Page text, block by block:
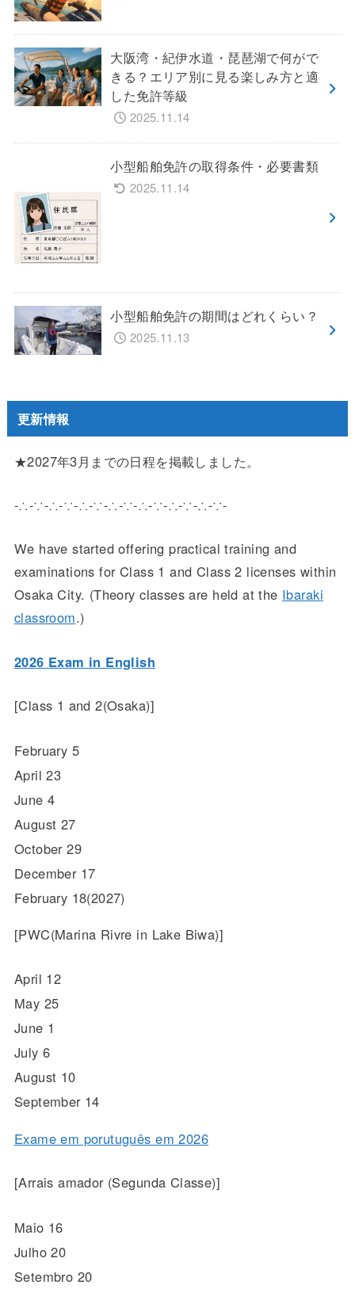
大阪湾・紀伊水道・琵琶湖で何がで
きる？エリア別に見る楽しみ方と適
した免許等級
2025.11.14
小型船舶免許の取得条件・必要書類
2025.11.14
小型船舶免許の期間はどれくらい？
2025.11.13
更新情報
★2027年3月までの日程を掲載しました。
-∴-∵-∴-∵-∴-∵-∴-∵-∴-∵-∴-∵-∴-∵-
We have started offering practical training and
examinations for Class 1 and Class 2 licenses within
Osaka City. (Theory classes are held at the Ibaraki
classroom.)
2026 Exam in English
[Class 1 and 2(Osaka)]
February 5
April 23
June 4
August 27
October 29
December 17
February 18(2027)
[PWC(Marina Rivre in Lake Biwa)]
April 12
May 25
June 1
July 6
August 10
September 14
Exame em porutuguês em 2026
[Arrais amador (Segunda Classe)]
Maio 16
Julho 20
Setembro 20